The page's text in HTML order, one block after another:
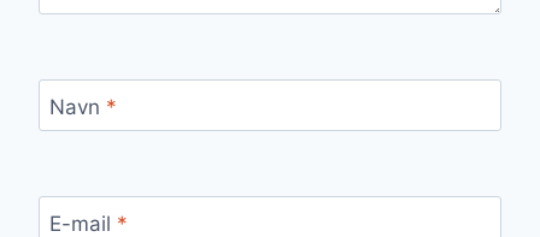
Navn *
E-mail *